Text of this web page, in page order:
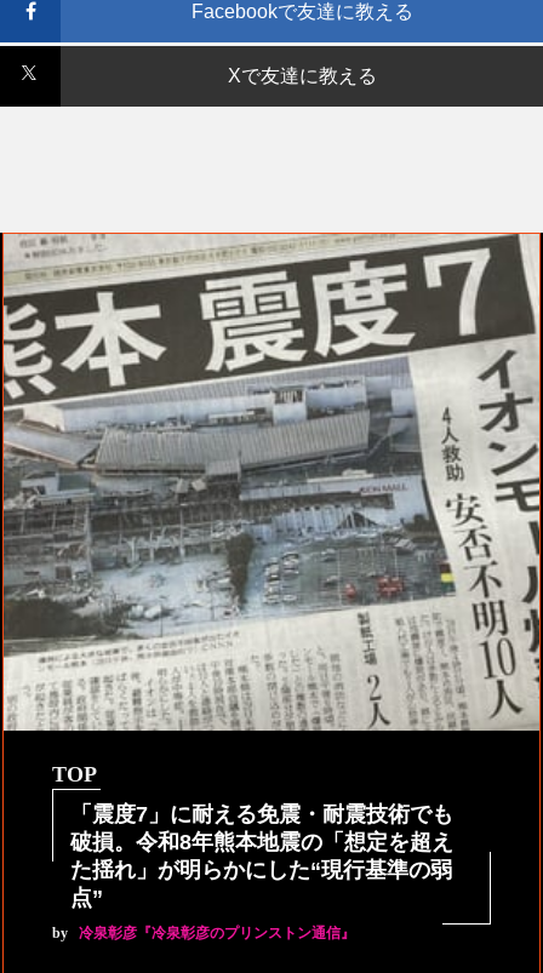
Facebookで友達に教える
Xで友達に教える
TOP
「震度7」に耐える免震・耐震技術でも
破損。令和8年熊本地震の「想定を超え
た揺れ」が明らかにした“現行基準の弱
点”
by 冷泉彰彦『冷泉彰彦のプリンストン通信』